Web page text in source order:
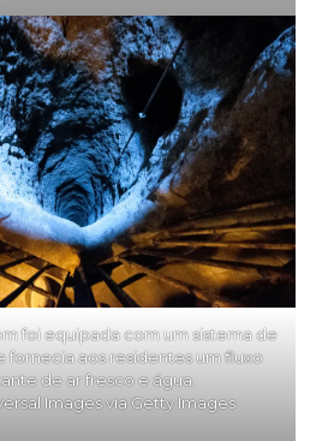
foi equipada com um sistema de
fornecia aos residentes um fluxo
de ar fresco e água.
Images via Getty Images